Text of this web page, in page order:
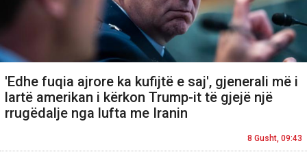
'Edhe fuqia ajrore ka kufijtë e saj', gjenerali më i
lartë amerikan i kërkon Trump-it të gjejë një
rrugëdalje nga lufta me Iranin
8 Gusht, 09:43